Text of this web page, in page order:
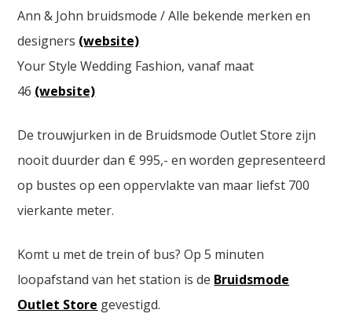
Ann & John bruidsmode / Alle bekende merken en
designers (website)
Your Style Wedding Fashion, vanaf maat
46 (website)
De trouwjurken in de Bruidsmode Outlet Store zijn
nooit duurder dan € 995,- en worden gepresenteerd
op bustes op een oppervlakte van maar liefst 700
vierkante meter.
Komt u met de trein of bus? Op 5 minuten
loopafstand van het station is de Bruidsmode
Outlet Store gevestigd.